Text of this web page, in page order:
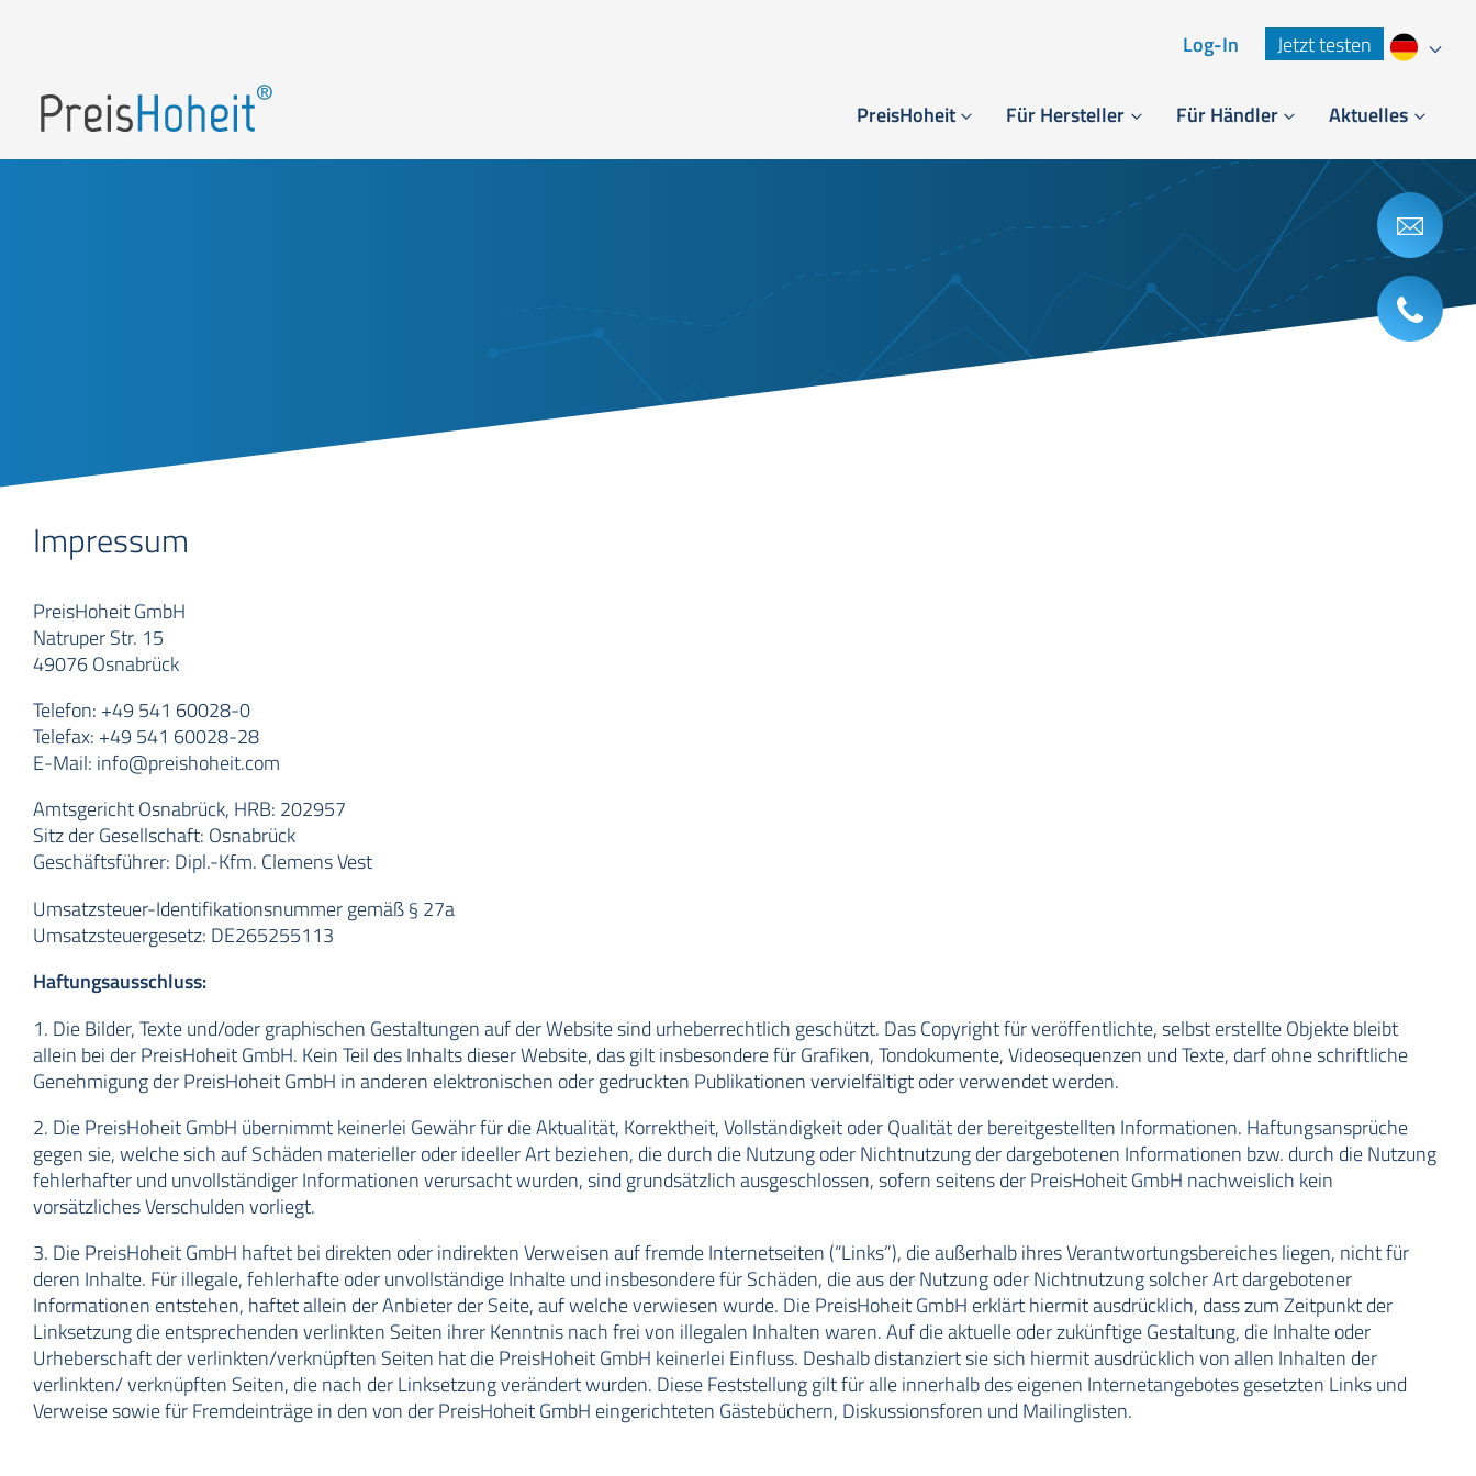
Log-In Jetzt testen
PreisHoheit Für Hersteller Für Händler Aktuelles
Impressum
PreisHoheit GmbH
Natruper Str. 15
49076 Osnabrück
Telefon: +49 541 60028-0
Telefax: +49 541 60028-28
E-Mail: info@preishoheit.com
Amtsgericht Osnabrück, HRB: 202957
Sitz der Gesellschaft: Osnabrück
Geschäftsführer: Dipl.-Kfm. Clemens Vest
Umsatzsteuer-Identifikationsnummer gemäß § 27a
Umsatzsteuergesetz: DE265255113
Haftungsausschluss:
1. Die Bilder, Texte und/oder graphischen Gestaltungen auf der Website sind urheberrechtlich geschützt. Das Copyright für veröffentlichte, selbst erstellte Objekte bleibt
allein bei der PreisHoheit GmbH. Kein Teil des Inhalts dieser Website, das gilt insbesondere für Grafiken, Tondokumente, Videosequenzen und Texte, darf ohne schriftliche
Genehmigung der PreisHoheit GmbH in anderen elektronischen oder gedruckten Publikationen vervielfältigt oder verwendet werden.
2. Die PreisHoheit GmbH übernimmt keinerlei Gewähr für die Aktualität, Korrektheit, Vollständigkeit oder Qualität der bereitgestellten Informationen. Haftungsansprüche
gegen sie, welche sich auf Schäden materieller oder ideeller Art beziehen, die durch die Nutzung oder Nichtnutzung der dargebotenen Informationen bzw. durch die Nutzung
fehlerhafter und unvollständiger Informationen verursacht wurden, sind grundsätzlich ausgeschlossen, sofern seitens der PreisHoheit GmbH nachweislich kein
vorsätzliches Verschulden vorliegt.
3. Die PreisHoheit GmbH haftet bei direkten oder indirekten Verweisen auf fremde Internetseiten (“Links”), die außerhalb ihres Verantwortungsbereiches liegen, nicht für
deren Inhalte. Für illegale, fehlerhafte oder unvollständige Inhalte und insbesondere für Schäden, die aus der Nutzung oder Nichtnutzung solcher Art dargebotener
Informationen entstehen, haftet allein der Anbieter der Seite, auf welche verwiesen wurde. Die PreisHoheit GmbH erklärt hiermit ausdrücklich, dass zum Zeitpunkt der
Linksetzung die entsprechenden verlinkten Seiten ihrer Kenntnis nach frei von illegalen Inhalten waren. Auf die aktuelle oder zukünftige Gestaltung, die Inhalte oder
Urheberschaft der verlinkten/verknüpften Seiten hat die PreisHoheit GmbH keinerlei Einfluss. Deshalb distanziert sie sich hiermit ausdrücklich von allen Inhalten der
verlinkten/ verknüpften Seiten, die nach der Linksetzung verändert wurden. Diese Feststellung gilt für alle innerhalb des eigenen Internetangebotes gesetzten Links und
Verweise sowie für Fremdeinträge in den von der PreisHoheit GmbH eingerichteten Gästebüchern, Diskussionsforen und Mailinglisten.